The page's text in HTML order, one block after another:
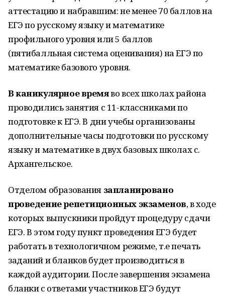
аттестацию и набравшим: не менее 70 баллов на
ЕГЭ по русскому языку и математике
профильного уровня или 5 баллов
(пятибалльная система оценивания) на ЕГЭ по
математике базового уровня.
В каникулярное времяво всех школах района
проводились занятия с 11-классниками по
подготовке к ЕГЭ. В дни учебы организованы
дополнительные часы подготовки по русскому
языку и математике в двух базовых школах с.
Архангельское.
Отделом образования запланировано
проведение репетиционных экзаменов, в ходе
которых выпускники пройдут процедуру сдачи
ЕГЭ. В этом году пункт проведения ЕГЭ будет
работать в технологичном режиме, т.е печать
заданий и бланков будет производиться в
каждой аудитории. После завершения экзамена
бланки с ответами участников ЕГЭ будут